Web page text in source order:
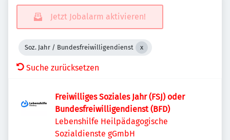
Jetzt Jobalarm aktivieren!
Soz. Jahr / Bundesfreiwilligendienst
Suche zurücksetzen
Freiwilliges Soziales Jahr (FSJ) oder
Bundesfreiwilligendienst (BFD)
Lebenshilfe Heilpädagogische
Sozialdienste gGmbH